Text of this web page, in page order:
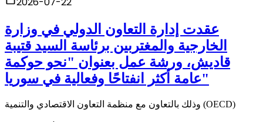
عقدت إدارة التعاون الدولي في وزارة
الخارجية والمغتربين برئاسة السيد قتيبة
قاديش، ورشة عمل بعنوان "نحو حوكمة
عامة أكثر انفتاحًا وفعالية في سوريا"
وذلك بالتعاون مع منظمة التعاون الاقتصادي والتنمية (OECD)